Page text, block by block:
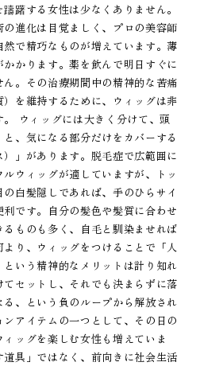
躇する女性は少なくありません。
進化は目覚ましく、プロの美容師
で精巧なものが増えています。薄
かります。薬を飲んで明日すぐに
。その治療期間中の精神的な苦痛
を維持するために、ウィッグは非
ウィッグには大きく分けて、頭
、気になる部分だけをカバーする
）」があります。脱毛症で広範囲に
ウィッグが適していますが、トッ
白髪隠しであれば、手のひらサイ
です。自分の髪色や髪質に合わせ
ものも多く、自毛と馴染ませれば
り、ウィッグをつけることで「人
いう精神的なメリットは計り知れ
セットし、それでも決まらずに落
、という負のループから解放され
アイテムの一つとして、その日の
ッグを楽しむ女性も増えていま
具」ではなく、前向きに社会生活